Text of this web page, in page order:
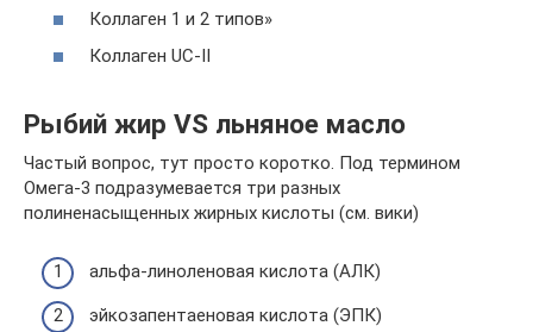
Коллаген 1 и 2 типов»
Коллаген UC-II
Рыбий жир VS льняное масло
Частый вопрос, тут просто коротко. Под термином
Омега-3 подразумевается три разных
полиненасыщенных жирных кислоты (см. вики)
альфа-линоленовая кислота (АЛК)
эйкозапентаеновая кислота (ЭПК)